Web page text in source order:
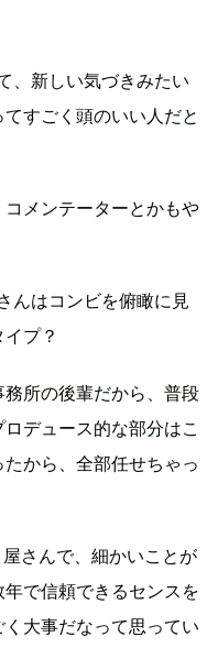
、新しい気づきみたい
すごく頭のいい人だと
コメンテーターとかもや
んはコンビを俯瞰に見
プ？
務所の後輩だから、普段
デュース的な部分はこ
から、全部任せちゃっ
さんで、細かいことが
で信頼できるセンスを
大事だなって思ってい